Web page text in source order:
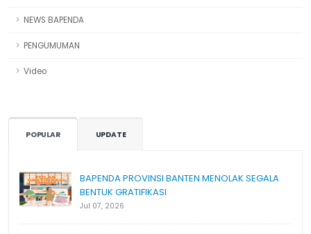
NEWS BAPENDA
PENGUMUMAN
Video
POPULAR UPDATE
BAPENDA PROVINSI BANTEN MENOLAK SEGALA
BENTUK GRATIFIKASI
Jul 07, 2026